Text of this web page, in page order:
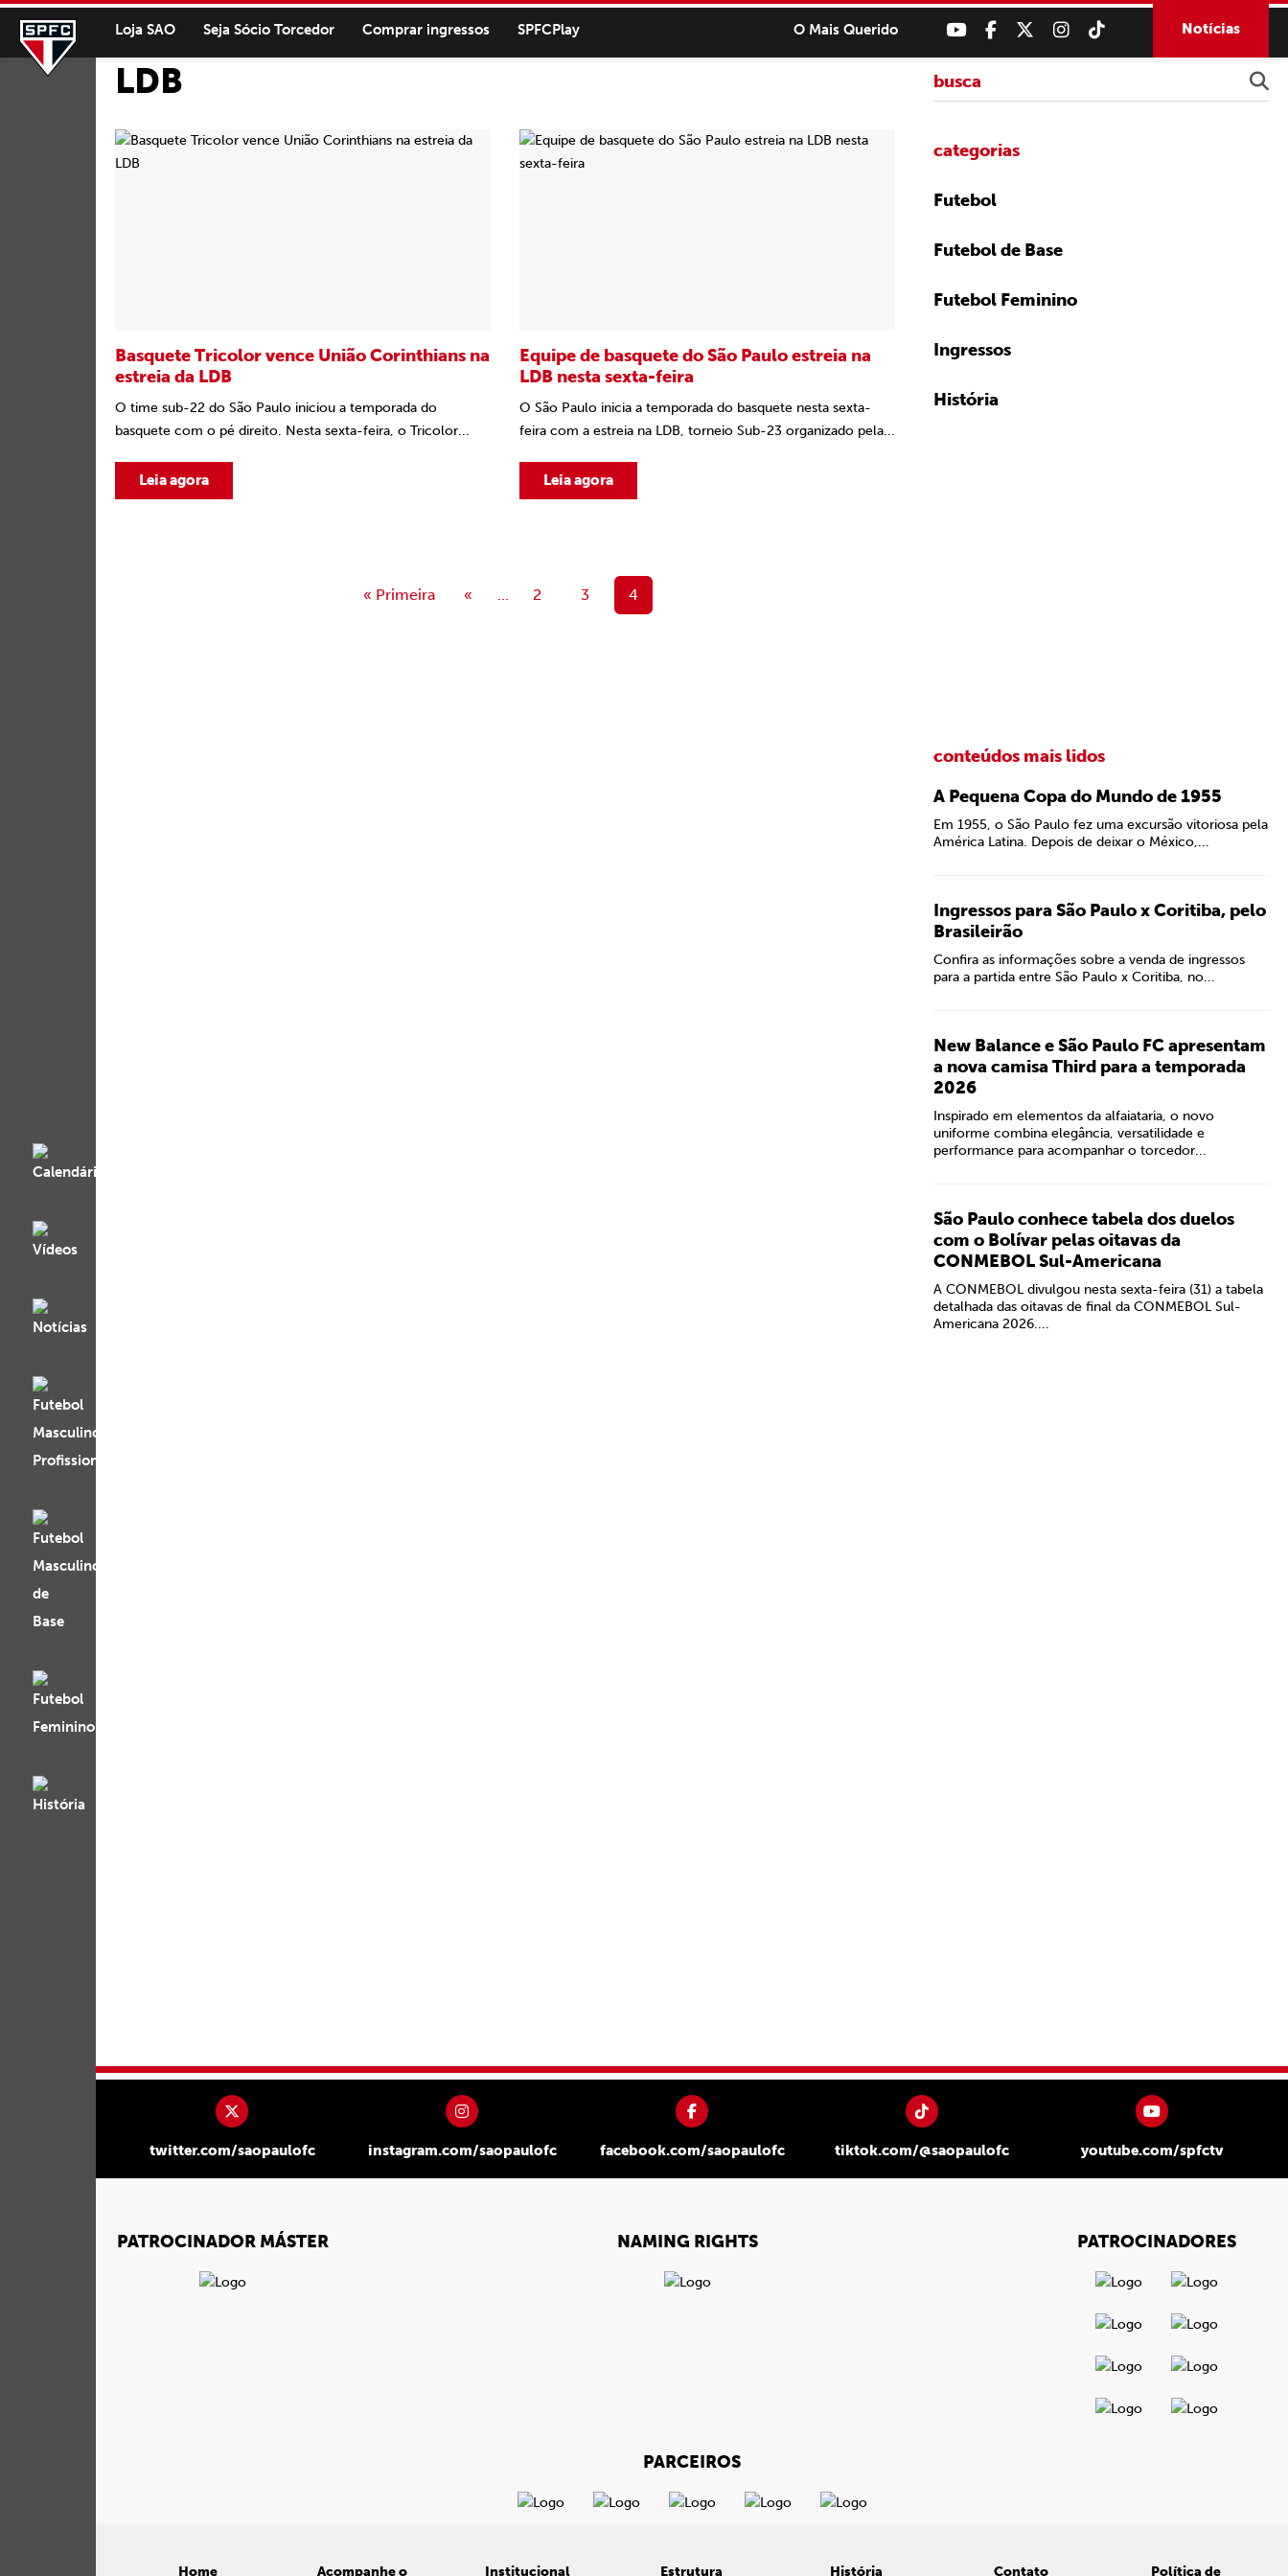
Loja SAO Seja Sócio Torcedor Comprar ingressos SPFCPlay O Mais Querido Notícias
LDB
Basquete Tricolor vence União Corinthians na
estreia da LDB
O time sub-22 do São Paulo iniciou a temporada do
basquete com o pé direito. Nesta sexta-feira, o Tricolor...
Leia agora
Equipe de basquete do São Paulo estreia na
LDB nesta sexta-feira
O São Paulo inicia a temporada do basquete nesta sexta-
feira com a estreia na LDB, torneio Sub-23 organizado pela...
Leia agora
« Primeira « ... 2 3 4
categorias
Futebol
Futebol de Base
Futebol Feminino
Ingressos
História
conteúdos mais lidos
A Pequena Copa do Mundo de 1955
Em 1955, o São Paulo fez uma excursão vitoriosa pela
América Latina. Depois de deixar o México,...
Ingressos para São Paulo x Coritiba, pelo
Brasileirão
Confira as informações sobre a venda de ingressos
para a partida entre São Paulo x Coritiba, no...
New Balance e São Paulo FC apresentam
a nova camisa Third para a temporada
2026
Inspirado em elementos da alfaiataria, o novo
uniforme combina elegância, versatilidade e
performance para acompanhar o torcedor...
São Paulo conhece tabela dos duelos
com o Bolívar pelas oitavas da
CONMEBOL Sul-Americana
A CONMEBOL divulgou nesta sexta-feira (31) a tabela
detalhada das oitavas de final da CONMEBOL Sul-
Americana 2026....
twitter.com/saopaulofc instagram.com/saopaulofc facebook.com/saopaulofc tiktok.com/@saopaulofc youtube.com/spfctv
PATROCINADOR MÁSTER NAMING RIGHTS PATROCINADORES
PARCEIROS
Home Acompanhe o Institucional Estrutura História Contato Política de